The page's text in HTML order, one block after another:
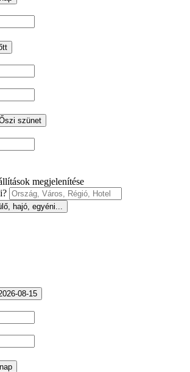
szünet
megjelenítése
hajó, egyéni...
08-15